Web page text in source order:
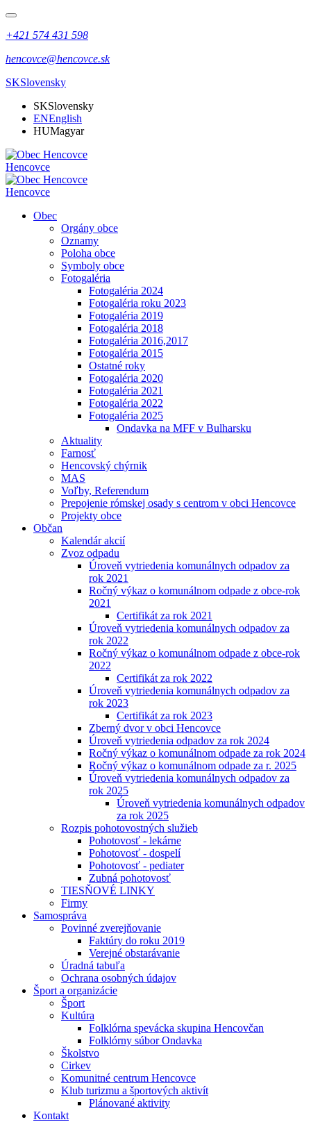
+421 574 431 598
hencovce@hencovce.sk
SKSlovensky
SKSlovensky
ENEnglish
HUMagyar
Hencovce
Hencovce
Obec
Orgány obce
Oznamy
Poloha obce
Symboly obce
Fotogaléria
Fotogaléria 2024
Fotogaléria roku 2023
Fotogaléria 2019
Fotogaléria 2018
Fotogaléria 2016,2017
Fotogaléria 2015
Ostatné roky
Fotogaléria 2020
Fotogaléria 2021
Fotogaléria 2022
Fotogaléria 2025
Ondavka na MFF v Bulharsku
Aktuality
Farnosť
Hencovský chýrnik
MAS
Voľby, Referendum
Prepojenie rómskej osady s centrom v obci Hencovce
Projekty obce
Občan
Kalendár akcií
Zvoz odpadu
Úroveň vytriedenia komunálnych odpadov za
rok 2021
Ročný výkaz o komunálnom odpade z obce-rok
2021
Certifikát za rok 2021
Úroveň vytriedenia komunálnych odpadov za
rok 2022
Ročný výkaz o komunálnom odpade z obce-rok
2022
Certifikát za rok 2022
Úroveň vytriedenia komunálnych odpadov za
rok 2023
Certifikát za rok 2023
Zberný dvor v obci Hencovce
Úroveň vytriedenia odpadov za rok 2024
Ročný výkaz o komunálnom odpade za rok 2024
Ročný výkaz o komunálnom odpade za r. 2025
Úroveň vytriedenia komunálnych odpadov za
rok 2025
Úroveň vytriedenia komunálnych odpadov
za rok 2025
Rozpis pohotovostných služieb
Pohotovosť - lekárne
Pohotovosť - dospelí
Pohotovosť - pediater
Zubná pohotovosť
TIESŇOVÉ LINKY
Firmy
Samospráva
Povinné zverejňovanie
Faktúry do roku 2019
Verejné obstarávanie
Úradná tabuľa
Ochrana osobných údajov
Šport a organizácie
Šport
Kultúra
Folklórna spevácka skupina Hencovčan
Folklórny súbor Ondavka
Školstvo
Cirkev
Komunitné centrum Hencovce
Klub turizmu a športových aktivít
Plánované aktivity
Kontakt